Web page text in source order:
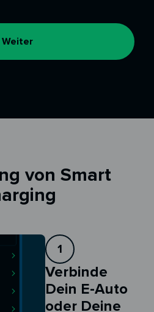
Weiter
von Smart
1
Verbinde
Dein E-Auto
oder Deine